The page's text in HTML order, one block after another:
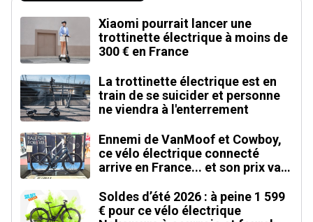
Xiaomi pourrait lancer une
trottinette électrique à moins de
300 € en France
La trottinette électrique est en
train de se suicider et personne
ne viendra à l'enterrement
Ennemi de VanMoof et Cowboy,
ce vélo électrique connecté
arrive en France... et son prix va
Soldes d’été 2026 : à peine 1 599
€ pour ce vélo électrique